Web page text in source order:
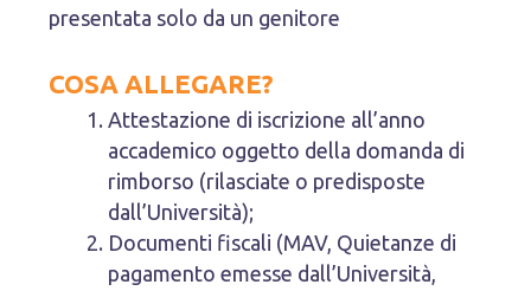
presentata solo da un genitore
COSA ALLEGARE?
Attestazione di iscrizione all’anno
accademico oggetto della domanda di
rimborso (rilasciate o predisposte
dall’Università);
Documenti fiscali (MAV, Quietanze di
pagamento emesse dall’Università,